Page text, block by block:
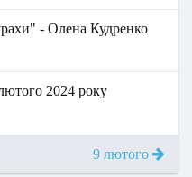
- Олена Кудренко
2024 року
9 лютого